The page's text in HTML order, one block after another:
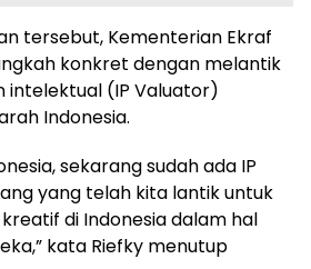
tersebut, Kementerian Ekraf
konkret dengan melantik
intelektual (IP Valuator)
Indonesia.
sekarang sudah ada IP
yang telah kita lantik untuk
di Indonesia dalam hal
kata Riefky menutup